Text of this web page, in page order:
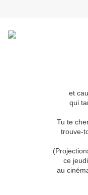
et
qui
Tu te
trouve-
ce
au